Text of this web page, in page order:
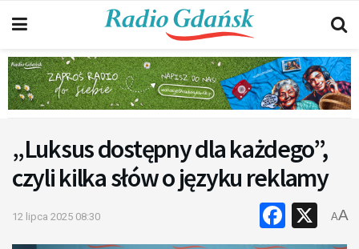
„Luksus dostępny dla każdego”,
czyli kilka słów o języku reklamy
12 lipca 2025 08:30 X
AA